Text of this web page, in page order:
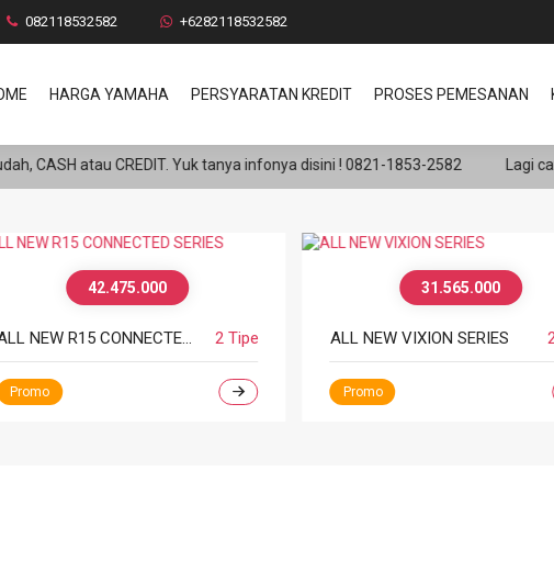
082118532582 +6282118532582
HARGA YAMAHA PERSYARATAN KREDIT PROSES PEMESANAN
atau CREDIT. Yuk tanya infonya disini ! 0821-1853-2582 Lagi cari motor
42.475.000
ALL NEW R15 CONNECTED SERIES 2 Tipe
Promo
31.565.000
ALL NEW VIXION SERIES
Promo